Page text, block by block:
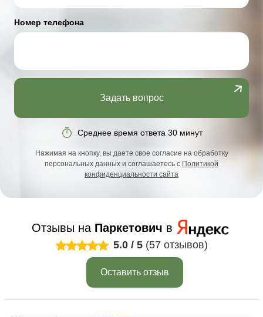
Номер телефона
Задать вопрос
Среднее время ответа 30 минут
Нажимая на кнопку, вы даете свое согласие на обработку
персональных данных и соглашаетесь с Политикой
конфиденциальности сайта
Отзывы на Паркетович в
5.0 / 5 (57 отзывов)
Оставить отзыв